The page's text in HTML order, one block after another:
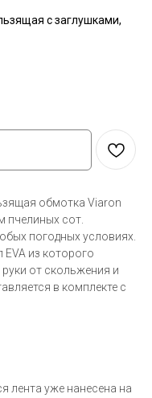
с заглушками,
обмотка Viaron
пчелиных сот.
погодных условиях.
из которого
от скольжения и
в комплекте с
лента уже нанесена на